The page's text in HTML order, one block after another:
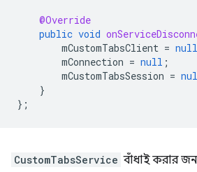
@Override
public void
mCustomTabsClient = null
mConnection = null ;
mCustomTabsSession =
}
};
CustomTabsService বাঁধাই করার